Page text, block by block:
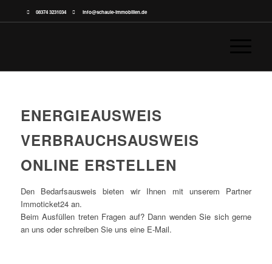
08374 3231034 info@schaule-immobilien.de
ENERGIEAUSWEIS
VERBRAUCHSAUSWEIS
ONLINE ERSTELLEN
Den Bedarfsausweis bieten wir Ihnen mit unserem Partner
Immoticket24 an.
Beim Ausfüllen treten Fragen auf? Dann wenden Sie sich gerne
an uns oder schreiben Sie uns eine E-Mail.